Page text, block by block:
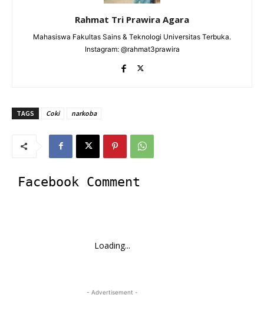
Rahmat Tri Prawira Agara
Mahasiswa Fakultas Sains & Teknologi Universitas Terbuka.
Instagram: @rahmat3prawira
TAGS Coki narkoba
Facebook Comment
Loading...
- Advertisement -